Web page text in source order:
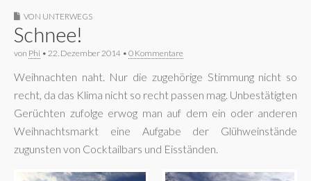
VON UNTERWEGS
Schnee!
von Phi • 22. Dezember 2014 • 0 Kommentare
Weihnachten naht. Nur die zugehörige Stimmung nicht so
recht, da das Klima nicht so recht passen mag. Unbestätigten
Gerüchten zufolge erwog man auf dem ein oder anderen
Weihnachtsmarkt eine Aufgabe der Glühweinstände
zugunsten von Cocktailbars und Eisständen.